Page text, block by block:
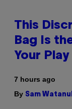
This
Bag Is
Your
7 hours ago
By Sam